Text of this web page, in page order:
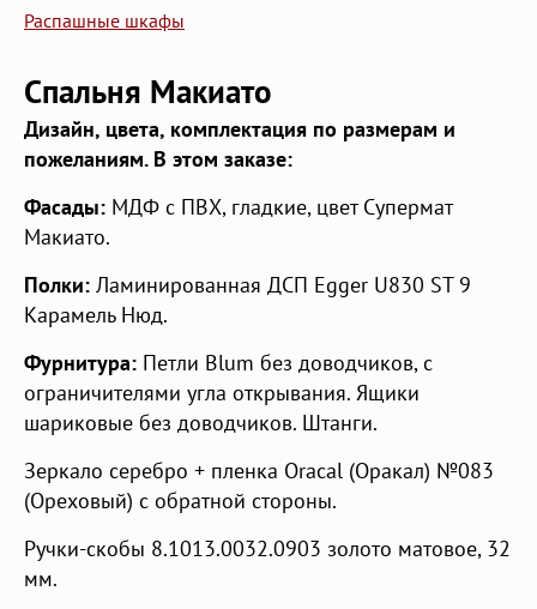
Распашные шкафы
Спальня Макиато
Дизайн, цвета, комплектация по размерам и
пожеланиям. В этом заказе:
Фасады: МДФ с ПВХ, гладкие, цвет Супермат
Макиато.
Полки: Ламинированная ДСП Egger U830 ST 9
Карамель Нюд.
Фурнитура: Петли Blum без доводчиков, с
ограничителями угла открывания. Ящики
шариковые без доводчиков. Штанги.
Зеркало серебро + пленка Oracal (Оракал) №083
(Ореховый) с обратной стороны.
Ручки-скобы 8.1013.0032.0903 золото матовое, 32
мм.